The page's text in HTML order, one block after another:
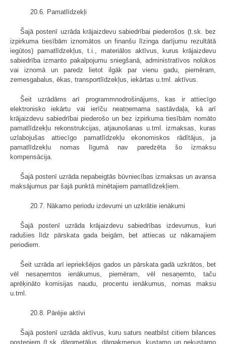
20.6. Pamatlīdzekļi
Šajā postenī uzrāda krājaizdevu sabiedrībai piederošos (t.sk. bez
izpirkuma tiesībām iznomātos un finanšu līzinga darījumu rezultātā
iegūtos) pamatlīdzekļus, t.i., materiālos aktīvus, kurus krājaizdevu
sabiedrība izmanto pakalpojumu sniegšanā, administratīvos nolūkos
vai iznomā un paredz lietot ilgāk par vienu gadu, piemēram,
zemesgabalus, ēkas, transportlīdzekļus, iekārtas u.tml. aktīvus.
Šeit uzrādāms arī programmnodrošinājums, kas ir attiecīgo
elektronisko iekārtu vai ierīču neatņemama sastāvdaļa, kā arī
krājaizdevu sabiedrībai piederošo un bez izpirkuma tiesībām nomāto
pamatlīdzekļu rekonstrukcijas, atjaunošanas u.tml. izmaksas, kuras
uzlabojušas attiecīgo pamatlīdzekļu ekonomiskos rādītājus, ja
pamatlīdzekļu nomas līgumā nav paredzēta šo izmaksu
kompensācija.
Šajā postenī uzrāda nepabeigtās būvniecības izmaksas un avansa
maksājumus par šajā punktā minētajiem pamatlīdzekļiem.
20.7. Nākamo periodu izdevumi un uzkrātie ienākumi
Šajā postenī uzrāda krājaizdevu sabiedrības izdevumus, kuri
radušies līdz pārskata gada beigām, bet attiecas uz nākamajiem
periodiem.
Šeit uzrāda arī iepriekšējos gados un pārskata gadā uzkrātos, bet
vēl nesaņemtos ienākumus, piemēram, vēl nesaņemto, taču
aprēķināto komisijas naudu, procentu ienākumus, nomas maksu
u.tml.
20.8. Pārējie aktīvi
Šajā postenī uzrāda aktīvus, kuru saturs neatbilst citiem bilances
posteņiem (t.sk. dārgmetālus, dārgakmeņus, kustamo un nekustamo